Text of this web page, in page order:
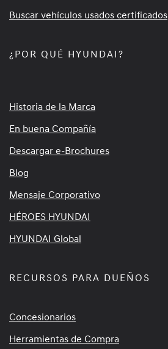
Buscar vehículos usados certificados
¿POR QUÉ HYUNDAI?
Historia de la Marca
En buena Compañía
Descargar e-Brochures
Blog
Mensaje Corporativo
HÉROES HYUNDAI
HYUNDAI Global
RECURSOS PARA DUEÑOS
Concesionarios
Herramientas de Compra